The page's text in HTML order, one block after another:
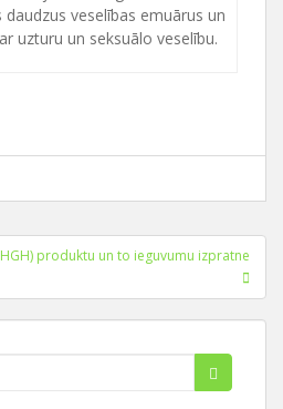
veselības emuārus un
uzturu un seksuālo veselību.
produktu un to ieguvumu izpratne